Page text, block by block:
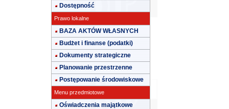
Dostępność
Prawo lokalne
BAZA AKTÓW WŁASNYCH
Budżet i finanse (podatki)
Dokumenty strategiczne
Planowanie przestrzenne
Postępowanie środowiskowe
Menu przedmiotowe
Oświadczenia majątkowe